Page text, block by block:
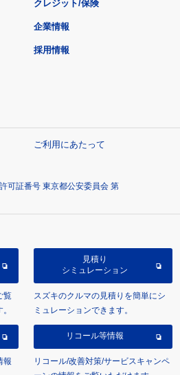
クレジット/保険
企業情報
採用情報
ご利用にあたって
可証番号 東京都公安委員会 第
覧
見積り
シミュレーション
スズキのクルマの見積りを簡単にシ
ミュレーションできます。
報
リコール等情報
リコール/改善対策/サービスキャンペ